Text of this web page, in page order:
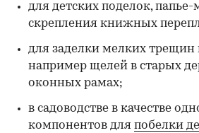
для детских поделок, папье-
скрепления книжных
для заделки мелких трещин
например щелей в старых
оконных рамах;
в садоводстве в качестве
компонентов для побелки